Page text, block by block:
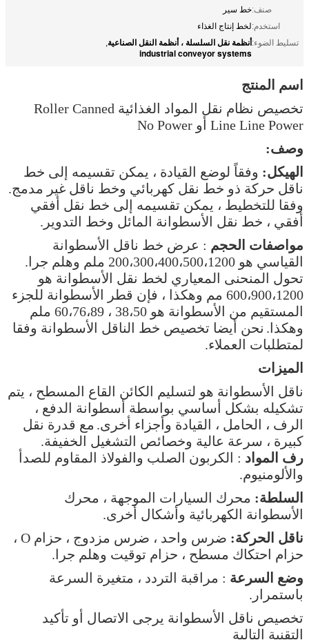
صنف:خط سير
استخدم:لخط إنتاج الغذاء
تسليط الضوء:أنظمة نقل السلسلة ، أنظمة النقل الصناعية,
industrial conveyor systems
اسم المنتج
تخصيص نظام نقل المواد الغذائية Roller Canned
Line Line Power أو No Power
وصف:
الهيكل: وفقاً لوضع القيادة ، يمكن تقسيمه إلى خط
ناقل حركة ذو خط نقل كهربائي وخط ناقل غير مدمج.
وفقا للتخطيط ، يمكن تقسيمه إلى خط نقل أفقي
أفقي ، خط نقل الأسطوانة المائل وخط التدوير.
مواصفات الحجم : عرض خط ناقل الأسطوانة
القياسي هو 200،300،400،500،1200 ملم وهلم جرا.
تحول المنحنى المعياري لخط نقل الأسطوانة هو
600،900،1200 مم وهكذا ، فإن قطر الأسطوانة للجزء
المستقيم من الأسطوانة هو 38،50 ، 60،76،89 ملم
وهكذا. نحن أيضا تخصيص خط الناقل الأسطوانة وفقا
لمتطلبات العملاء.
الميزات
ناقل الأسطوانة هو لتسليم الكائن القاع المسطح ، يتم
تشكيله بشكل أساسي بواسطة أسطوانة الدفع ،
الرف ، الحامل ، القيادة وأجزاء أخرى. مع قدرة نقل
كبيرة ، سرعة عالية وخصائص التشغيل الخفيفة.
رف المواد : الكربون الصلب والفولاذ المقاوم للصدأ
والألومنيوم.
السلطة: محرك السيارات الموجهة ، محرك
الأسطوانة الكهربائية وأشكال أخرى.
ناقل الحركة:
ضرس واحد ، ضرس مزدوج ، حزام O ،
حزام احتكاك مسطح ، حزام توقيت وهلم جرا.
وضع السرعة : مراقبة التردد ، متغيرة السرعة
باستمرار.
تخصيص ناقل الأسطوانة يرجى الاتصال أو تأكيد
التقنية التالية